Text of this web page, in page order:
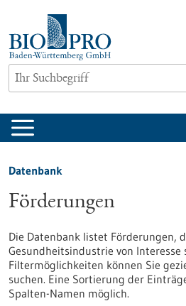
springen
Datenbank
Förderungen
Die Datenbank listet Förderungen,
Gesundheitsindustrie von Interesse
Filtermöglichkeiten können Sie
suchen. Eine Sortierung der
Spalten-Namen möglich.